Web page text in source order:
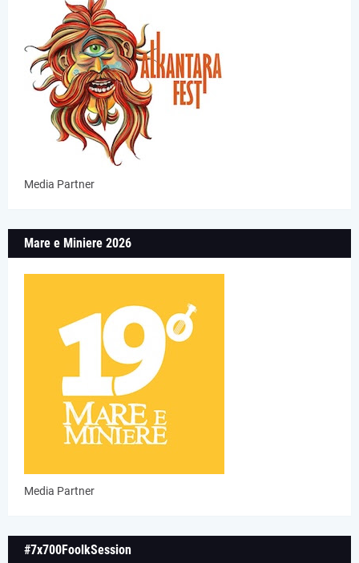
Media Partner
Mare e Miniere 2026
Media Partner
#7x700FoolkSession